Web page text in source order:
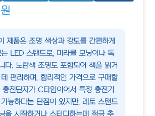
제품은 조명 색상과 강도를 간편하게
LED 스탠드로, 미라클 모닝이나 독
다. 노란색 조명도 포함되어 책을 읽거
편리하며, 합리적인 가격으로 구매할
전단자가 C타입이어서 특정 충전기
능하다는 단점이 있지만, 레토 스탠드
을 시작하거나 스터디하는데 적극 추